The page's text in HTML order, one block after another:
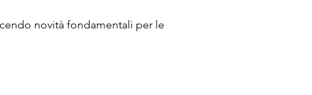
novità fondamentali per le